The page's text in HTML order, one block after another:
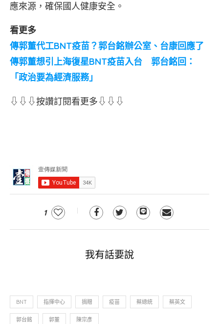
應來源，確保國人健康安全。
看更多
傳郭董代工BNT疫苗？郭台銘辦公室、台康回應了
傳郭董想引上海復星BNT疫苗入台 郭台銘回：
「政治要為經濟服務」
⇩⇩⇩按讚訂閱看更多⇩⇩⇩
1
我有話要說
BNT 指揮中心 捐贈 疫苗 蔡總統 蔡英文
郭台銘 郭董 陳宗彥